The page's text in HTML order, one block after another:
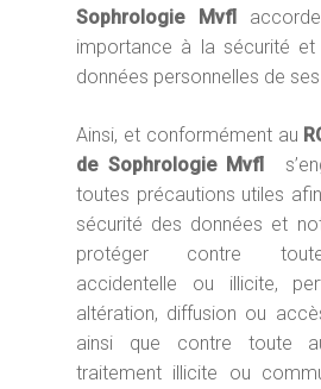
Sophrologie Mvfl
importance à la sécurité et
données personnelles de
Ainsi, et conformément au
de Sophrologie Mvfl
toutes précautions utiles
sécurité des données et
protéger contre
accidentelle ou illicite,
altération, diffusion ou
ainsi que contre toute
traitement illicite ou